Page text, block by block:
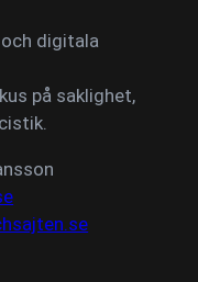
digitala
på saklighet,